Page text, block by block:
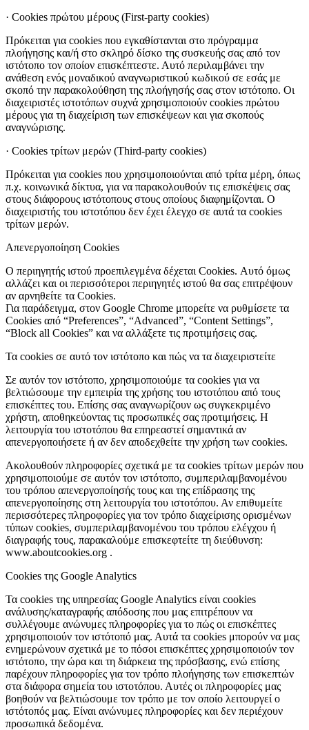
· Cookies πρώτου μέρους (First-party cookies)
Πρόκειται για cookies που εγκαθίστανται στο πρόγραμμα
πλοήγησης και/ή στο σκληρό δίσκο της συσκευής σας από τον
ιστότοπο τον οποίον επισκέπτεστε. Αυτό περιλαμβάνει την
ανάθεση ενός μοναδικού αναγνωριστικού κωδικού σε εσάς με
σκοπό την παρακολούθηση της πλοήγησής σας στον ιστότοπο. Οι
διαχειριστές ιστοτόπων συχνά χρησιμοποιούν cookies πρώτου
μέρους για τη διαχείριση των επισκέψεων και για σκοπούς
αναγνώρισης.
· Cookies τρίτων μερών (Third-party cookies)
Πρόκειται για cookies που χρησιμοποιούνται από τρίτα μέρη, όπως
π.χ. κοινωνικά δίκτυα, για να παρακολουθούν τις επισκέψεις σας
στους διάφορους ιστότοπους στους οποίους διαφημίζονται. Ο
διαχειριστής του ιστοτόπου δεν έχει έλεγχο σε αυτά τα cookies
τρίτων μερών.
Απενεργοποίηση Cookies
Ο περιηγητής ιστού προεπιλεγμένα δέχεται Cookies. Αυτό όμως
αλλάζει και οι περισσότεροι περιηγητές ιστού θα σας επιτρέψουν
αν αρνηθείτε τα Cookies.
Για παράδειγμα, στον Google Chrome μπορείτε να ρυθμίσετε τα
Cookies από “Preferences”, “Advanced”, “Content Settings”,
“Block all Cookies” και να αλλάξετε τις προτιμήσεις σας.
Τα cookies σε αυτό τον ιστότοπο και πώς να τα διαχειριστείτε
Σε αυτόν τον ιστότοπο, χρησιμοποιούμε τα cookies για να
βελτιώσουμε την εμπειρία της χρήσης του ιστοτόπου από τους
επισκέπτες του. Επίσης σας αναγνωρίζουν ως συγκεκριμένο
χρήστη, αποθηκεύοντας τις προσωπικές σας προτιμήσεις. Η
λειτουργία του ιστοτόπου θα επηρεαστεί σημαντικά αν
απενεργοποιήσετε ή αν δεν αποδεχθείτε την χρήση των cookies.
Ακολουθούν πληροφορίες σχετικά με τα cookies τρίτων μερών που
χρησιμοποιούμε σε αυτόν τον ιστότοπο, συμπεριλαμβανομένου
του τρόπου απενεργοποίησής τους και της επίδρασης της
απενεργοποίησης στη λειτουργία του ιστοτόπου. Αν επιθυμείτε
περισσότερες πληροφορίες για τον τρόπο διαχείρισης ορισμένων
τύπων cookies, συμπεριλαμβανομένου του τρόπου ελέγχου ή
διαγραφής τους, παρακαλούμε επισκεφτείτε τη διεύθυνση:
www.aboutcookies.org .
Cookies της Google Analytics
Τα cookies της υπηρεσίας Google Analytics είναι cookies
ανάλυσης/καταγραφής απόδοσης που μας επιτρέπουν να
συλλέγουμε ανώνυμες πληροφορίες για το πώς οι επισκέπτες
χρησιμοποιούν τον ιστότοπό μας. Αυτά τα cookies μπορούν να μας
ενημερώνουν σχετικά με το πόσοι επισκέπτες χρησιμοποιούν τον
ιστότοπο, την ώρα και τη διάρκεια της πρόσβασης, ενώ επίσης
παρέχουν πληροφορίες για τον τρόπο πλοήγησης των επισκεπτών
στα διάφορα σημεία του ιστοτόπου. Αυτές οι πληροφορίες μας
βοηθούν να βελτιώσουμε τον τρόπο με τον οποίο λειτουργεί ο
ιστότοπός μας. Είναι ανώνυμες πληροφορίες και δεν περιέχουν
προσωπικά δεδομένα.